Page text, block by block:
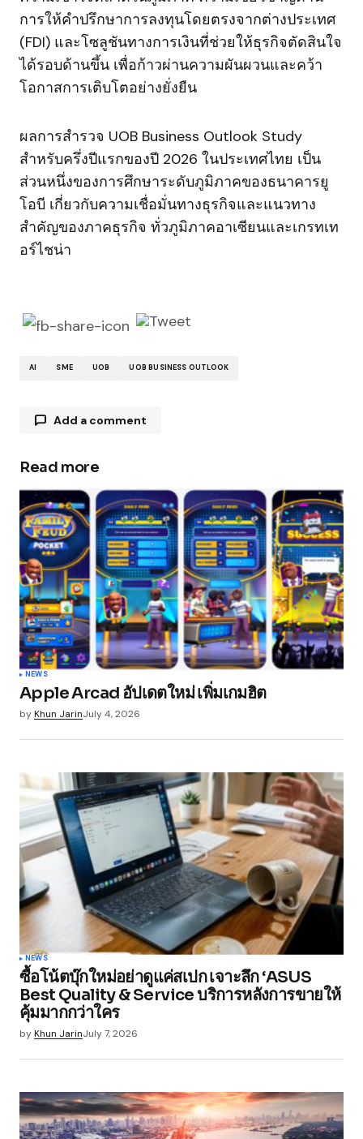
การให้คำปรึกษาการลงทุนโดยตรงจากต่างประเทศ
(FDI) และโซลูชันทางการเงินที่ช่วยให้ธุรกิจตัดสินใจ
ได้รอบด้านขึ้น เพื่อก้าวผ่านความผันผวนและคว้า
โอกาสการเติบโตอย่างยั่งยืน
ผลการสำรวจ UOB Business Outlook Study
สำหรับครึ่งปีแรกของปี 2026 ในประเทศไทย เป็น
ส่วนหนึ่งของการศึกษาระดับภูมิภาคของธนาคารยู
โอบี เกี่ยวกับความเชื่อมั่นทางธุรกิจและแนวทาง
สำคัญของภาคธุรกิจ ทั่วภูมิภาคอาเซียนและเกรทเท
อร์ไชน่า
AI SME UOB UOB BUSINESS OUTLOOK
Add a comment
Your email address will not be published.
Required fields are marked*
Comment*
Your Name*
Your E-mail*
Save my name, email, and website in this
Submit Comment
Read more
NEWS
Apple Arcad อัปเดตใหม่ เพิ่มเกมฮิต
byKhun JarinJuly 4, 2026
NEWS
ซื้อโน้ตบุ๊กใหม่อย่าดูแค่สเปก เจาะลึก ‘ASUS
Best Quality & Service บริการหลังการขายให้
คุ้มมากกว่าใคร
byKhun JarinJuly 7, 2026